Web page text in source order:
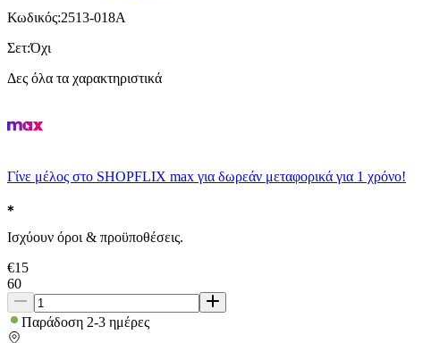
Κωδικός:2513-018A
Σετ:Όχι
Δες όλα τα χαρακτηριστικά
Γίνε μέλος στο SHOPFLIX max για δωρεάν μεταφορικά για 1 χρόνο!
Ισχύουν όροι & προϋποθέσεις.
€15
60
Παράδοση 2-3 ημέρες